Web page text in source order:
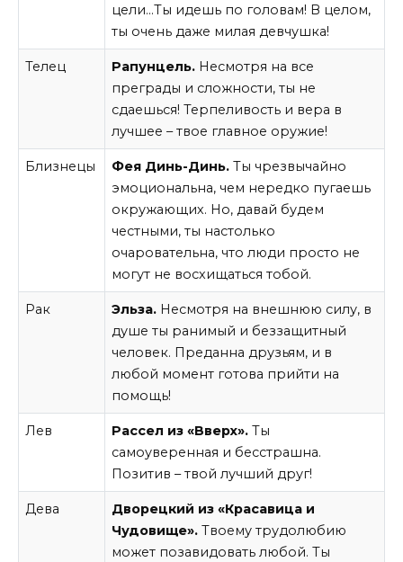
цели…Ты идешь по головам! В целом,
ты очень даже милая девчушка!
Телец Рапунцель. Несмотря на все
преграды и сложности, ты не
сдаешься! Терпеливость и вера в
лучшее – твое главное оружие!
Близнецы Фея Динь-Динь.Ты чрезвычайно
эмоциональна, чем нередко пугаешь
окружающих. Но, давай будем
честными, ты настолько
очаровательна, что люди просто не
могут не восхищаться тобой.
Рак Эльза. Несмотря на внешнюю силу, в
душе ты ранимый и беззащитный
человек. Преданна друзьям, и в
любой момент готова прийти на
помощь!
Лев Рассел из «Вверх».Ты
самоуверенная и бесстрашна.
Позитив – твой лучший друг!
Дева
Дворецкий из «Красавица и
Чудовище».Твоему трудолюбию
может позавидовать любой. Ты